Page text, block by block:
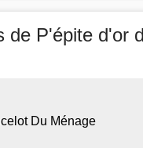
de P'épite d'or
Du Ménage